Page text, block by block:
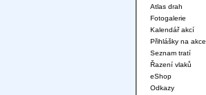
Atlas drah
Fotogalerie
Kalendář akcí
Přihlášky na akce
Seznam tratí
Řazení vlaků
eShop
Odkazy